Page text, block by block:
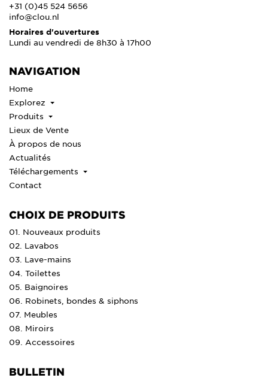
+31 (0)45 524 5656
info@clou.nl
Horaires d'ouvertures
Lundi au vendredi de 8h30 à 17h00
NAVIGATION
Home
Explorez
Produits
Lieux de Vente
À propos de nous
Actualités
Téléchargements
Contact
CHOIX DE PRODUITS
01. Nouveaux produits
02. Lavabos
03. Lave-mains
04. Toilettes
05. Baignoires
06. Robinets, bondes & siphons
07. Meubles
08. Miroirs
09. Accessoires
BULLETIN